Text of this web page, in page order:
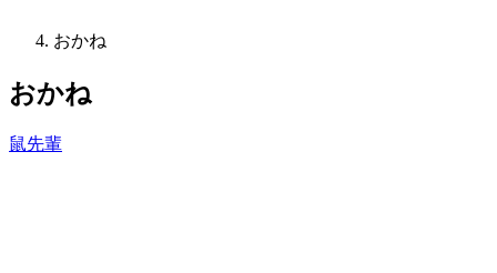
おかね
おかね
鼠先輩